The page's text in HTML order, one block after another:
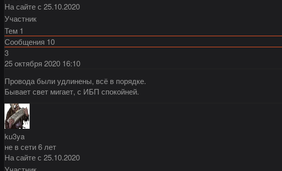
На сайте с 25.10.2020
Участник
Тем 1
Сообщения 10
3
25 октября 2020 16:10
Провода были удлинены, всё в порядке.
Бывает свет мигает, с ИБП спокойней.
ku3ya
не в сети 6 лет
На сайте с 25.10.2020